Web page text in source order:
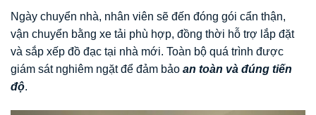
Ngày chuyển nhà, nhân viên sẽ đến đóng gói cẩn thận,
vận chuyển bằng xe tải phù hợp, đồng thời hỗ trợ lắp đặt
và sắp xếp đồ đạc tại nhà mới. Toàn bộ quá trình được
giám sát nghiêm ngặt để đảm bảo an toàn và đúng tiến
độ.